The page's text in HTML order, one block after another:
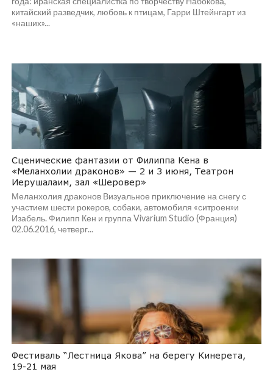
китайский разведчик, любовь к птицам, Гарри Штейнгарт из
«наших»...
Сценические фантазии от Филиппа Кена в
«Меланхолии драконов» — 2 и 3 июня, Театрон
Иерушалаим, зал «Шеровер»
Меланхолия драконов Визуальное приключение на снегу с
участием шести рокеров, собаки, автомобиля «ситроен»и
Изабель. Филипп Кен и группа Vivarium Studio (Франция)
02.06.2016, четверг...
Фестиваль “Лестница Якова” на берегу Кинерета,
19-21 мая